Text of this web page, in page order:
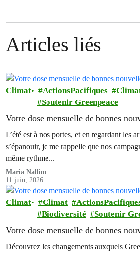
Articles liés
Climat ActionsPacifiques
Soutenir Greenpeace
Votre dose mensuelle de bonnes
L’été est à nos portes, et en regardant les
s’épanouir, je me rappelle que nos
même rythme...
Maria Nallim
11 juin, 2026
Climat Climat
Biodiversité
Soutenir
Votre dose mensuelle de bonnes
Découvrez les changements auxquels